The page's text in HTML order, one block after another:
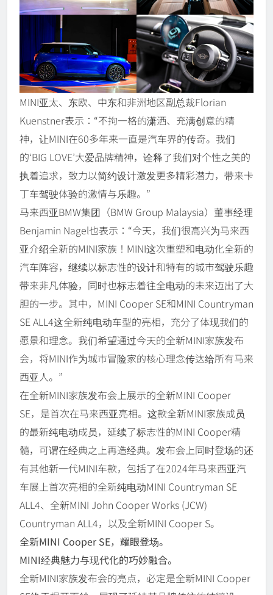
MINI亚太、东欧、中东和非洲地区副总裁Florian
Kuenstner表示：“不拘一格的潇洒、充满创意的精
神，让MINI在60多年来一直是汽车界的传奇。我们
的‘BIG LOVE’大爱品牌精神，诠释了我们对个性之美的
执着追求，致力以简约设计激发更多精彩潜力，带来卡
丁车驾驶体验的激情与乐趣。”
马来西亚BMW集团（BMW Group Malaysia）董事经理
Benjamin Nagel也表示：“今天，我们很高兴为马来西
亚介绍全新的MINI家族！MINI这次重塑和电动化全新的
汽车阵容，继续以标志性的设计和特有的城市驾驶乐趣
带来非凡体验，同时也标志着往全电动的未来迈出了大
胆的一步。其中，MINI Cooper SE和MINI Countryman
SE ALL4这全新纯电动车型的亮相，充分了体现我们的
愿景和理念。我们希望通过今天的全新MINI家族发布
会，将MINI作为城市冒险家的核心理念传达给所有马来
西亚人。”
在全新MINI家族发布会上展示的全新MINI Cooper
SE，是首次在马来西亚亮相。这款全新MINI家族成员
的最新纯电动成员，延续了标志性的MINI Cooper精
髓，可谓在经典之上再造经典。发布会上同时登场的还
有其他新一代MINI车款，包括了在2024年马来西亚汽
车展上首次亮相的全新纯电动MINI Countryman SE
ALL4、全新MINI John Cooper Works (JCW)
Countryman ALL4，以及全新MINI Cooper S。
全新MINI Cooper SE，耀眼登场。
MINI经典魅力与现代化的巧妙融合。
全新MINI家族发布会的亮点，必定是全新MINI Cooper